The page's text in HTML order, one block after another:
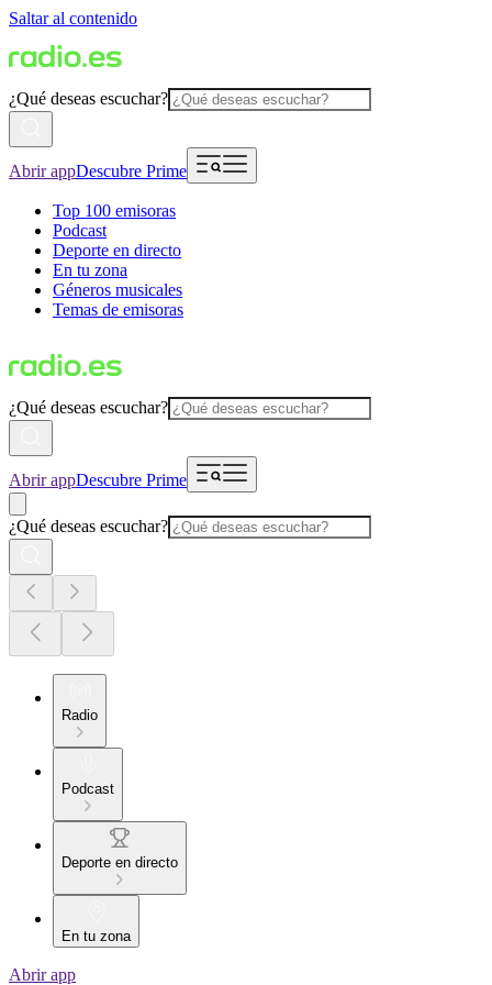
Saltar al contenido
¿Qué deseas escuchar?
Abrir appDescubre Prime
Top 100 emisoras
Podcast
Deporte en directo
En tu zona
Géneros musicales
Temas de emisoras
¿Qué deseas escuchar?
Abrir appDescubre Prime
¿Qué deseas escuchar?
Radio
Podcast
Deporte en directo
En tu zona
Abrir app